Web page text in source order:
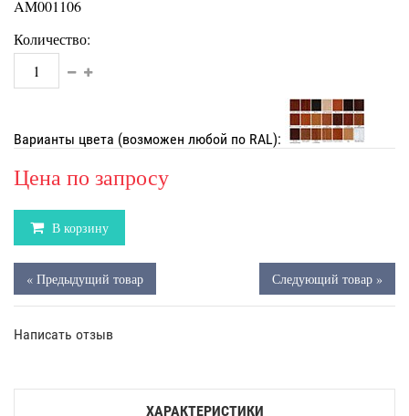
AM001106
Количество:
Варианты цвета (возможен любой по RAL):
Цена по запросу
В корзину
« Предыдущий товар Следующий товар »
Написать отзыв
ХАРАКТЕРИСТИКИ